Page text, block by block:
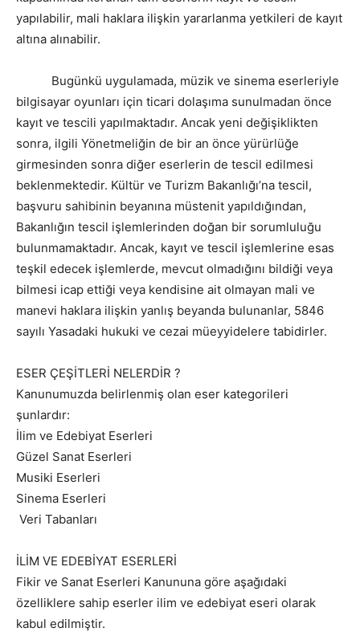
yapılabilir, mali haklara ilişkin yararlanma yetkileri de kayıt
altına alınabilir.
Bugünkü uygulamada, müzik ve sinema eserleriyle
bilgisayar oyunları için ticari dolaşıma sunulmadan önce
kayıt ve tescili yapılmaktadır. Ancak yeni değişiklikten
sonra, ilgili Yönetmeliğin de bir an önce yürürlüğe
girmesinden sonra diğer eserlerin de tescil edilmesi
beklenmektedir. Kültür ve Turizm Bakanlığı’na tescil,
başvuru sahibinin beyanına müstenit yapıldığından,
Bakanlığın tescil işlemlerinden doğan bir sorumluluğu
bulunmamaktadır. Ancak, kayıt ve tescil işlemlerine esas
teşkil edecek işlemlerde, mevcut olmadığını bildiği veya
bilmesi icap ettiği veya kendisine ait olmayan mali ve
manevi haklara ilişkin yanlış beyanda bulunanlar, 5846
sayılı Yasadaki hukuki ve cezai müeyyidelere tabidirler.
ESER ÇEŞİTLERİ NELERDİR ?
Kanunumuzda belirlenmiş olan eser kategorileri
şunlardır:
İlim ve Edebiyat Eserleri
Güzel Sanat Eserleri
Musiki Eserleri
Sinema Eserleri
Veri Tabanları
İLİM VE EDEBİYAT ESERLERİ
Fikir ve Sanat Eserleri Kanununa göre aşağıdaki
özelliklere sahip eserler ilim ve edebiyat eseri olarak
kabul edilmiştir.